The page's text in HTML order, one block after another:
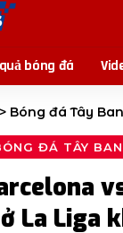
bóng đá
> Bóng đá Tây
ĐÁ TÂY
La Liga